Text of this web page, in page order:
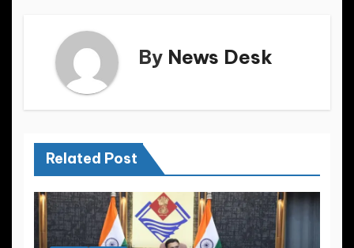
By News Desk
Related Post